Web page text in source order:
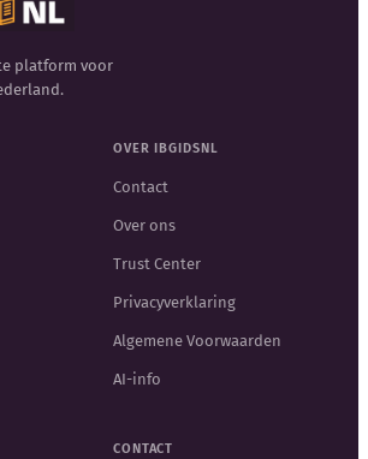
platform voor
OVER IBGIDSNL
Contact
Over ons
Trust Center
Privacyverklaring
Algemene Voorwaarden
AI-info
CONTACT